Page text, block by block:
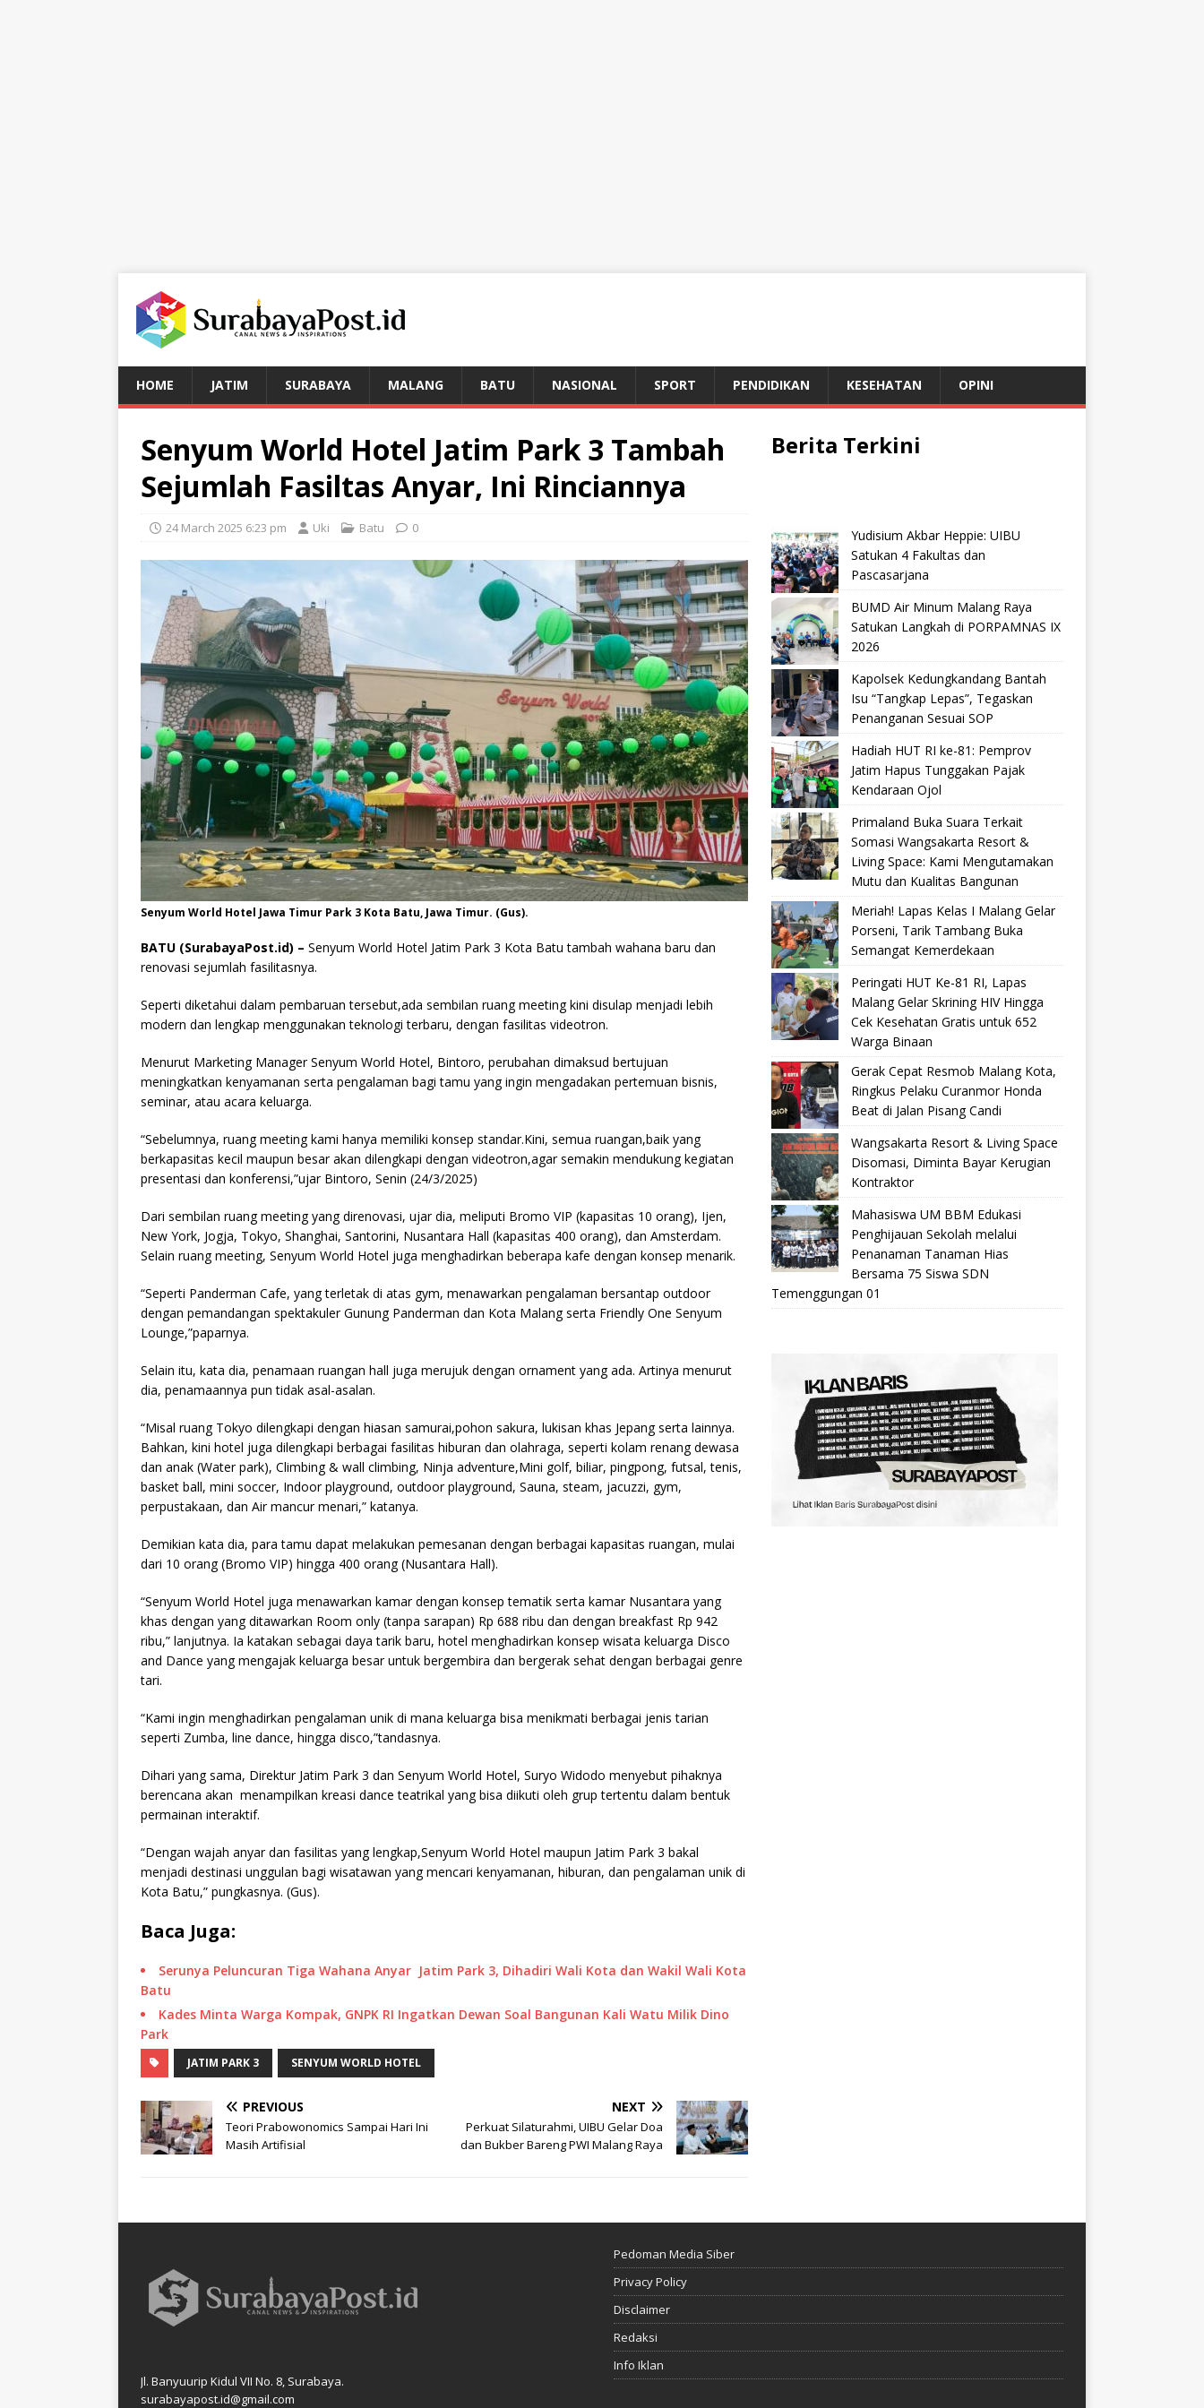
HOME JATIM SURABAYA MALANG BATU NASIONAL SPORT PENDIDIKAN KESEHATAN OPINI
Senyum World Hotel Jatim Park 3 Tambah
Sejumlah Fasiltas Anyar, Ini Rinciannya
24 March 2025 6:23 pm Uki Batu 0
Senyum World Hotel Jawa Timur Park 3 Kota Batu, Jawa Timur. (Gus).
BATU (SurabayaPost.id) – Senyum World Hotel Jatim Park 3 Kota Batu tambah wahana baru dan
renovasi sejumlah fasilitasnya.
Seperti diketahui dalam pembaruan tersebut,ada sembilan ruang meeting kini disulap menjadi lebih
modern dan lengkap menggunakan teknologi terbaru, dengan fasilitas videotron.
Menurut Marketing Manager Senyum World Hotel, Bintoro, perubahan dimaksud bertujuan
meningkatkan kenyamanan serta pengalaman bagi tamu yang ingin mengadakan pertemuan bisnis,
seminar, atau acara keluarga.
“Sebelumnya, ruang meeting kami hanya memiliki konsep standar.Kini, semua ruangan,baik yang
berkapasitas kecil maupun besar akan dilengkapi dengan videotron,agar semakin mendukung kegiatan
presentasi dan konferensi,”ujar Bintoro, Senin (24/3/2025)
Dari sembilan ruang meeting yang direnovasi, ujar dia, meliputi Bromo VIP (kapasitas 10 orang), Ijen,
New York, Jogja, Tokyo, Shanghai, Santorini, Nusantara Hall (kapasitas 400 orang), dan Amsterdam.
Selain ruang meeting, Senyum World Hotel juga menghadirkan beberapa kafe dengan konsep menarik.
“Seperti Panderman Cafe, yang terletak di atas gym, menawarkan pengalaman bersantap outdoor
dengan pemandangan spektakuler Gunung Panderman dan Kota Malang serta Friendly One Senyum
Lounge,”paparnya.
Selain itu, kata dia, penamaan ruangan hall juga merujuk dengan ornament yang ada. Artinya menurut
dia, penamaannya pun tidak asal-asalan.
“Misal ruang Tokyo dilengkapi dengan hiasan samurai,pohon sakura, lukisan khas Jepang serta lainnya.
Bahkan, kini hotel juga dilengkapi berbagai fasilitas hiburan dan olahraga, seperti kolam renang dewasa
dan anak (Water park), Climbing & wall climbing, Ninja adventure,Mini golf, biliar, pingpong, futsal, tenis,
basket ball, mini soccer, Indoor playground, outdoor playground, Sauna, steam, jacuzzi, gym,
perpustakaan, dan Air mancur menari,” katanya.
Demikian kata dia, para tamu dapat melakukan pemesanan dengan berbagai kapasitas ruangan, mulai
dari 10 orang (Bromo VIP) hingga 400 orang (Nusantara Hall).
“Senyum World Hotel juga menawarkan kamar dengan konsep tematik serta kamar Nusantara yang
khas dengan yang ditawarkan Room only (tanpa sarapan) Rp 688 ribu dan dengan breakfast Rp 942
ribu,” lanjutnya. Ia katakan sebagai daya tarik baru, hotel menghadirkan konsep wisata keluarga Disco
and Dance yang mengajak keluarga besar untuk bergembira dan bergerak sehat dengan berbagai genre
tari.
“Kami ingin menghadirkan pengalaman unik di mana keluarga bisa menikmati berbagai jenis tarian
seperti Zumba, line dance, hingga disco,”tandasnya.
Dihari yang sama, Direktur Jatim Park 3 dan Senyum World Hotel, Suryo Widodo menyebut pihaknya
berencana akan menampilkan kreasi dance teatrikal yang bisa diikuti oleh grup tertentu dalam bentuk
permainan interaktif.
“Dengan wajah anyar dan fasilitas yang lengkap,Senyum World Hotel maupun Jatim Park 3 bakal
menjadi destinasi unggulan bagi wisatawan yang mencari kenyamanan, hiburan, dan pengalaman unik di
Kota Batu,” pungkasnya. (Gus).
Baca Juga:
Serunya Peluncuran Tiga Wahana Anyar Jatim Park 3, Dihadiri Wali Kota dan Wakil Wali Kota
Batu
Kades Minta Warga Kompak, GNPK RI Ingatkan Dewan Soal Bangunan Kali Watu Milik Dino
Park
JATIM PARK 3 SENYUM WORLD HOTEL
PREVIOUS
Teori Prabowonomics Sampai Hari Ini
Masih Artifisial
NEXT
Perkuat Silaturahmi, UIBU Gelar Doa
dan Bukber Bareng PWI Malang Raya
Berita Terkini
Yudisium Akbar Heppie: UIBU
Satukan 4 Fakultas dan
Pascasarjana
BUMD Air Minum Malang Raya
Satukan Langkah di PORPAMNAS IX
2026
Kapolsek Kedungkandang Bantah
Isu “Tangkap Lepas”, Tegaskan
Penanganan Sesuai SOP
Hadiah HUT RI ke-81: Pemprov
Jatim Hapus Tunggakan Pajak
Kendaraan Ojol
Primaland Buka Suara Terkait
Somasi Wangsakarta Resort &
Living Space: Kami Mengutamakan
Mutu dan Kualitas Bangunan
Meriah! Lapas Kelas I Malang Gelar
Porseni, Tarik Tambang Buka
Semangat Kemerdekaan
Peringati HUT Ke-81 RI, Lapas
Malang Gelar Skrining HIV Hingga
Cek Kesehatan Gratis untuk 652
Warga Binaan
Gerak Cepat Resmob Malang Kota,
Ringkus Pelaku Curanmor Honda
Beat di Jalan Pisang Candi
Wangsakarta Resort & Living Space
Disomasi, Diminta Bayar Kerugian
Kontraktor
Mahasiswa UM BBM Edukasi
Penghijauan Sekolah melalui
Penanaman Tanaman Hias
Bersama 75 Siswa SDN
Temenggungan 01
Jl. Banyuurip Kidul VII No. 8, Surabaya.
surabayapost.id@gmail.com
Pedoman Media Siber
Privacy Policy
Disclaimer
Redaksi
Info Iklan